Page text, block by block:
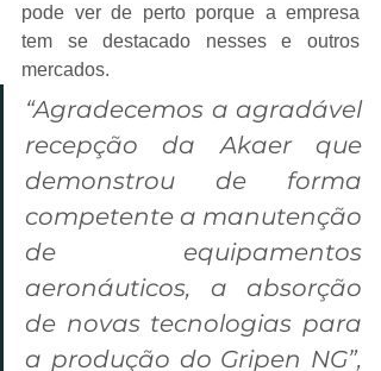
pode ver de perto porque a empresa
tem se destacado nesses e outros
mercados.
“Agradecemos a agradável
recepção da Akaer que
demonstrou de forma
competente a manutenção
de equipamentos
aeronáuticos, a absorção
de novas tecnologias para
a produção do Gripen NG”,